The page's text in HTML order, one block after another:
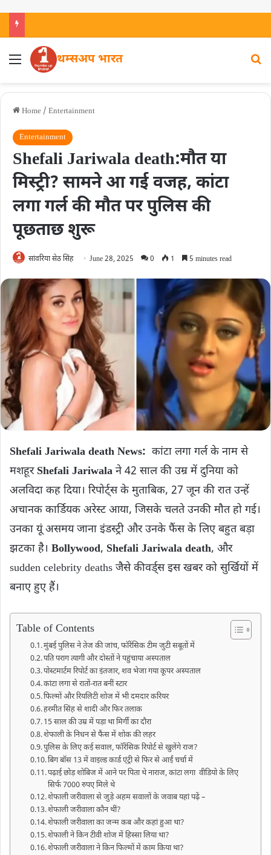
थम्सअप भारत
Home / Entertainment
Entertainment
Shefali Jariwala death:मौत या
मिस्ट्री? सामने आ गई वजह, कांटा
लगा गर्ल की मौत पर पुलिस की
पूछताछ शुरू
सांवरिया सेठ सिंह June 28, 2025 0 1 5 minutes read
Shefali Jariwala death News: कांटा लगा गर्ल के नाम से
मशहूर Shefali Jariwala ने 42 साल की उम्र में दुनिया को
अलविदा कह दिया। रिपोर्ट्स के मुताबिक, 27 जून की रात उन्हें
अचानक कार्डियक अरेस्ट आया, जिसके चलते उनकी मौत हो गई।
उनका यूं असमय जाना इंडस्ट्री और उनके फैंस के लिए बहुत बड़ा
झटका है। Bollywood, Shefali Jariwala death, और
sudden celebrity deaths जैसे कीवर्ड्स इस खबर को सुर्खियों में
बनाए हुए हैं।
Table of Contents
मुंबई पुलिस ने तेज की जांच, फॉरेंसिक टीम जुटी सबूतों में
पति पराग त्यागी और दोस्तों ने पहुंचाया अस्पताल
पोस्टमार्टम रिपोर्ट का इंतजार, शव भेजा गया कूपर अस्पताल
कांटा लगा से रातों-रात बनीं स्टार
फिल्मों और रियलिटी शोज में भी दमदार करियर
हरमीत सिंह से शादी और फिर तलाक
15 साल की उम्र में पड़ा था मिर्गी का दौरा
शेफाली के निधन से फैंस में शोक की लहर
पुलिस के लिए कई सवाल, फॉरेंसिक रिपोर्ट से खुलेंगे राज?
बिग बॉस 13 में वाइल्ड कार्ड एंट्री से फिर से आईं चर्चा में
पढ़ाई छोड़ शोबिज में आने पर पिता थे नाराज, कांटा लगा वीडियो के लिए
सिर्फ 7000 रुपए मिले थे
शेफाली जरीवाला से जुड़े अहम सवालों के जवाब यहां पढ़ें –
शेफाली जरीवाला कौन थीं?
शेफाली जरीवाला का जन्म कब और कहां हुआ था?
शेफाली ने किन टीवी शोज में हिस्सा लिया था?
शेफाली जरीवाला ने किन फिल्मों में काम किया था?